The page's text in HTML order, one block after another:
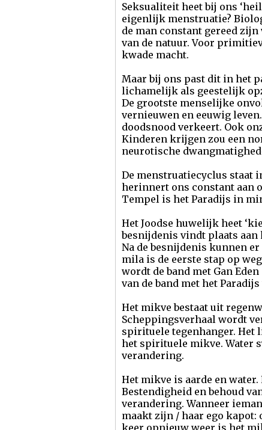
Seksualiteit heet bij ons
eigenlijk menstruatie?
de man constant gereed
van de natuur. Voor
kwade macht.
Maar bij ons past dit in het
lichamelijk als geestelijk
De grootste menselijke
vernieuwen en eeuwig
doodsnood verkeert. Ook
Kinderen krijgen zou een
neurotische
De menstruatiecyclus staat
herinnert ons constant aan
Tempel is het Paradijs in
Het Joodse huwelijk heet
besnijdenis vindt plaats aan
Na de besnijdenis kunnen
mila is de eerste stap op
wordt de band met Gan
van de band met het
Het mikve bestaat uit
Scheppingsverhaal wordt
spirituele tegenhanger. Het
het spirituele mikve. Water
verandering.
Het mikve is aarde en
Bestendigheid en behoud
verandering. Wanneer
maakt zijn / haar ego
keer opnieuw weer is het